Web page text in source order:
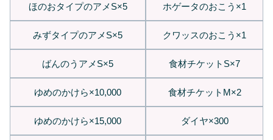
ほのおタイプのアメS×5 ホゲータのおこう×1
みずタイプのアメS×5 クワッスのおこう×1
ばんのうアメS×5 食材チケットS×7
ゆめのかけら×10,000 食材チケットM×2
ゆめのかけら×15,000 ダイヤ×300